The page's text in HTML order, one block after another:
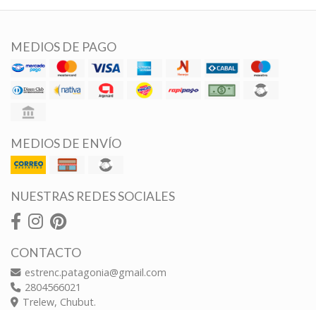
MEDIOS DE PAGO
MEDIOS DE ENVÍO
NUESTRAS REDES SOCIALES
CONTACTO
estrenc.patagonia@gmail.com
2804566021
Trelew, Chubut.